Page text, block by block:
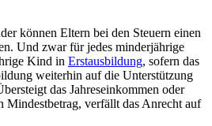
können Eltern bei den Steuern einen
Und zwar für jedes minderjährige
Kind in Erstausbildung, sofern das
weiterhin auf die Unterstützung
das Jahreseinkommen oder
Mindestbetrag, verfällt das Anrecht auf